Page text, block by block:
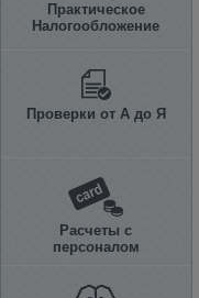
Практическое
Налогообложение
Проверки от А до Я
Расчеты с
персоналом